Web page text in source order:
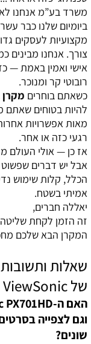
משרד בע”מ אנחנו
ביומיום שלנו כבר
מקצועיות לעסקים
צורך. אנחנו מבינים
אישי ואמין באמת —
רובוטי קר ומנוכר.
כשאתם בוחרים מקרן Full HD ViewSonic
להיות בטוחים שאתם
מאות אפשרויות
רגעי כזה או אחר.
אבל יש דברים שפשוט
הכלל, קלות שימוש
אמיתי בשטח.
יאללה חברים,
זה הזמן לקחת
המקרן הבא שלכם
של ViewSonic – מה כדאי לדעת לפני שקונים?
וגם לצפייה
שונים?